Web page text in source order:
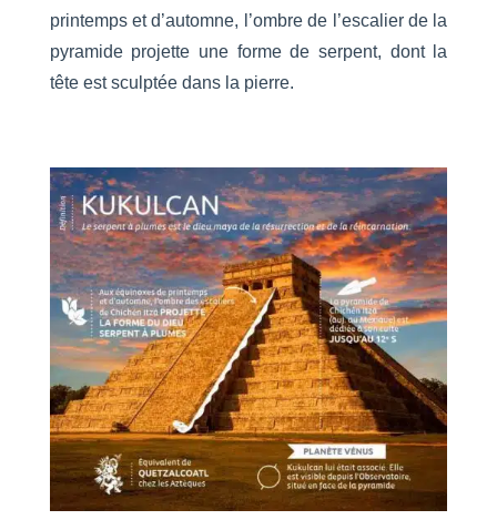
printemps et d’automne, l’ombre de l’escalier de la
pyramide projette une forme de serpent, dont la
tête est sculptée dans la pierre.